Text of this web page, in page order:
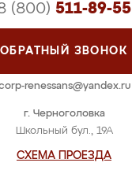
г. Черноголовка
Школьный бул., 19А
СХЕМА ПРОЕЗДА
(800) 511-89-55
ОБРАТНЫЙ ЗВОНОК
renessans@yandex.ru